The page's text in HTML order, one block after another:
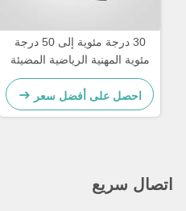
30 درجة مئوية إلى 50 درجة
مئوية المهنية الرياضية المضيئة
المضيئة معتمدة من قبل CE
للمساحات الرياضية الكبيرة
والملاعب الرياضية في الهواء
احصل على أفضل سعر
اتصال سريع